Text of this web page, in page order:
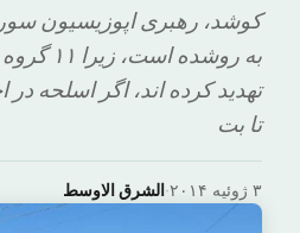
کوشد، رهبری اپوزیسیون
به روشده
تهدید کرده اند، اگر اسلحه در
تا بت
الشرق الاوسط· ۳ ژوئیه ۲۰۱۴